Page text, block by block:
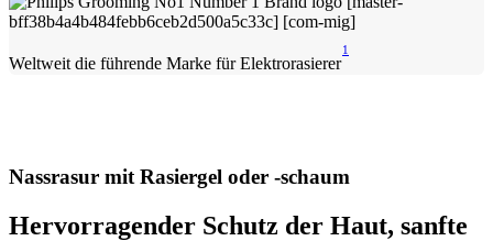
Weltweit die führende Marke für Elektrorasierer
1
Nassrasur mit Rasiergel oder -schaum
Hervorragender Schutz der Haut, sanfte